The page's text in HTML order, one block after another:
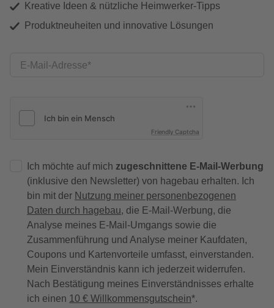
Kreative Ideen & nützliche Heimwerker-Tipps
Produktneuheiten und innovative Lösungen
E-Mail-Adresse
Friendly Captcha
Ich möchte auf mich zugeschnittene E-Mail-Werbung
(inklusive den Newsletter) von hagebau erhalten. Ich
bin mit der Nutzung meiner personenbezogenen
Daten durch hagebau, die E-Mail-Werbung, die
Analyse meines E-Mail-Umgangs sowie die
Zusammenführung und Analyse meiner Kaufdaten,
Coupons und Kartenvorteile umfasst, einverstanden.
Mein Einverständnis kann ich jederzeit widerrufen.
Nach Bestätigung meines Einverständnisses erhalte
ich einen 10 € Willkommensgutschein*.